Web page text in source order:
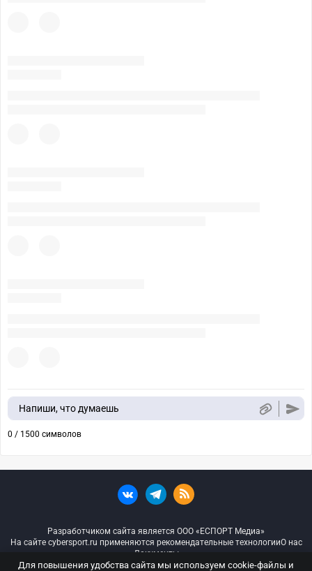
Напиши, что думаешь
0 / 1500 символов
Разработчиком сайта является ООО «ЕСПОРТ Медиа»
На сайте cybersport.ru применяются рекомендательные технологииО нас
Документы
Для повышения удобства сайта мы используем cookie-файлы и